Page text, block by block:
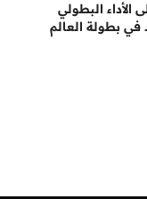
الأداء البطولي
بطولة العالم